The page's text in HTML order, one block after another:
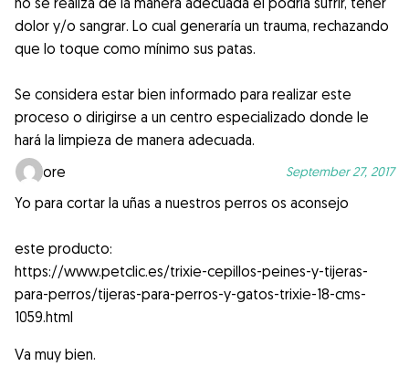
dolor y/o sangrar. Lo cual generaría un trauma, rechazando
que lo toque como mínimo sus patas.
Se considera estar bien informado para realizar este
proceso o dirigirse a un centro especializado donde le
hará la limpieza de manera adecuada.
lore
September 27, 2017
Yo para cortar la uñas a nuestros perros os aconsejo
este producto:
https://www.petclic.es/trixie-cepillos-peines-y-tijeras-
para-perros/tijeras-para-perros-y-gatos-trixie-18-cms-
1059.html
Va muy bien.